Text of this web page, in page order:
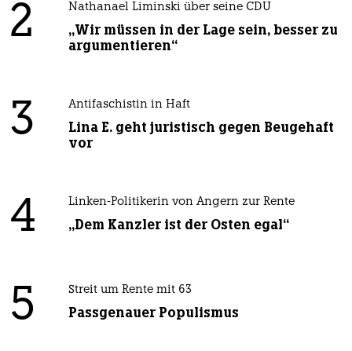
2 Nathanael Liminski über seine CDU
„Wir müssen in der Lage sein, besser zu
argumentieren“
3 Antifaschistin in Haft
Lina E. geht juristisch gegen Beugehaft
vor
4 Linken-Politikerin von Angern zur Rente
„Dem Kanzler ist der Osten egal“
5 Streit um Rente mit 63
Passgenauer Populismus